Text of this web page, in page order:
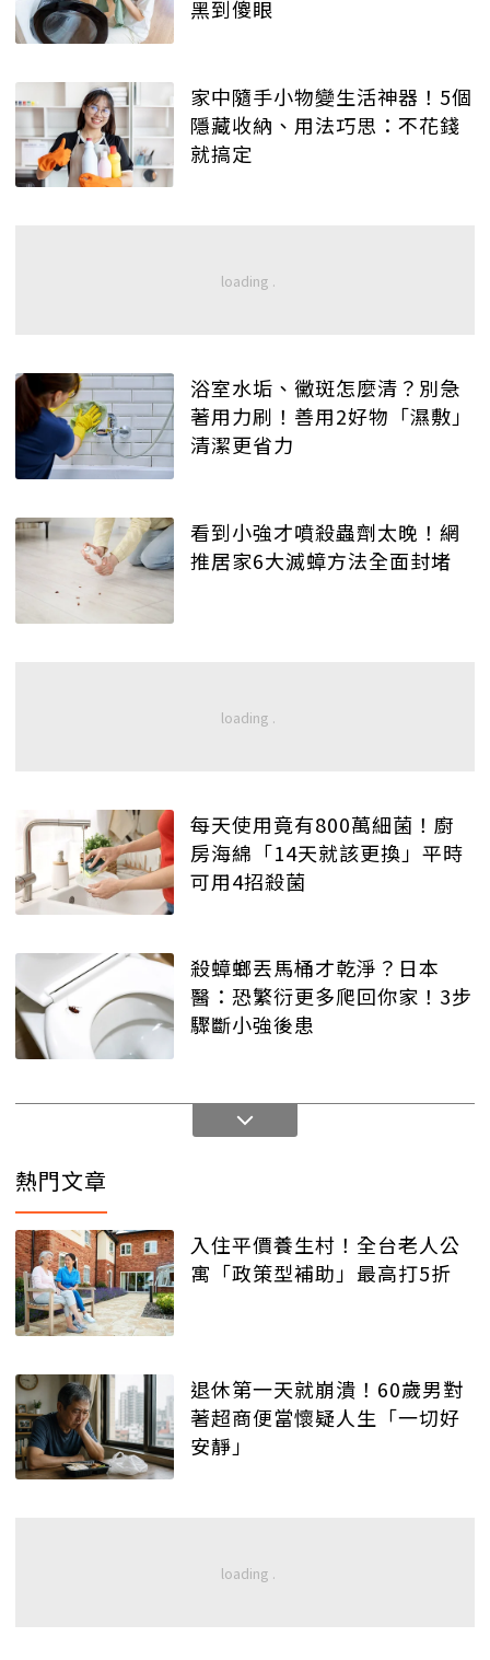
黑到傻眼
家中隨手小物變生活神器！5個
隱藏收納、用法巧思：不花錢
就搞定
浴室水垢、黴斑怎麼清？別急
著用力刷！善用2好物「濕敷」
清潔更省力
看到小強才噴殺蟲劑太晚！網
推居家6大滅蟑方法全面封堵
每天使用竟有800萬細菌！廚
房海綿「14天就該更換」平時
可用4招殺菌
殺蟑螂丟馬桶才乾淨？日本
醫：恐繁衍更多爬回你家！3步
驟斷小強後患
熱門文章
入住平價養生村！全台老人公
寓「政策型補助」最高打5折
退休第一天就崩潰！60歲男對
著超商便當懷疑人生「一切好
安靜」